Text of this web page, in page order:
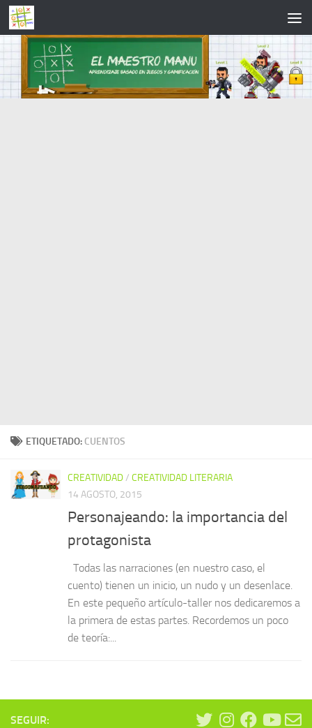
Saltar al contenido
ETIQUETADO: CUENTOS
CREATIVIDAD/ CREATIVIDAD LITERARIA
14 AGOSTO, 2015
Personajeando: la importancia del
protagonista
Todas las narraciones (en nuestro caso, el
cuento) tienen un inicio, un nudo y un desenlace.
En este pequeño artículo-taller nos dedicaremos a
la primera de estas partes. Recordemos un poco
de teoría:...
SEGUIR: